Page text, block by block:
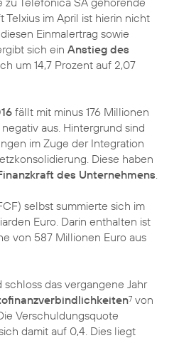
im April ist hierin nicht
Einmalertrag sowie
sich ein Anstieg des
um 14,7 Prozent auf 2,07
fällt mit minus 176 Millionen
aus. Hintergrund sind
im Zuge der Integration
Diese haben
des Unternehmens
selbst summierte sich im
Euro. Darin enthalten ist
von 587 Millionen Euro aus
das vergangene Jahr
7 von
Verschuldungsquote
damit auf 0,4. Dies liegt